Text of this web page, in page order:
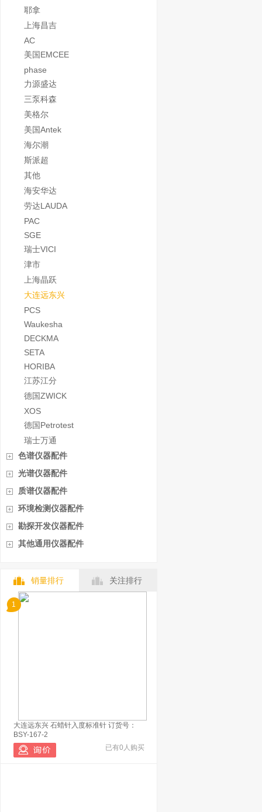
耶拿
上海昌吉
AC
美国EMCEE
phase
力源盛达
三泵科森
美格尔
美国Antek
海尔潮
斯派超
其他
海安华达
劳达LAUDA
PAC
SGE
瑞士VICI
津市
上海晶跃
大连远东兴
PCS
Waukesha
DECKMA
SETA
HORIBA
江苏江分
德国ZWICK
XOS
德国Petrotest
瑞士万通
色谱仪器配件
光谱仪器配件
质谱仪器配件
环境检测仪器配件
勘探开发仪器配件
其他通用仪器配件
销量排行 关注排行
1
大连远东兴 石蜡针入度标准针 订货号：
BSY-167-2
已有0人购买